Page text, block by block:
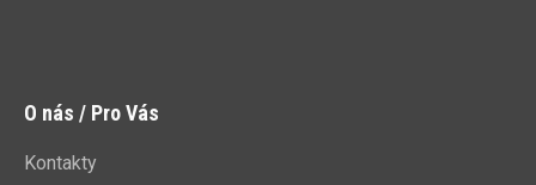
O nás / Pro Vás
Kontakty